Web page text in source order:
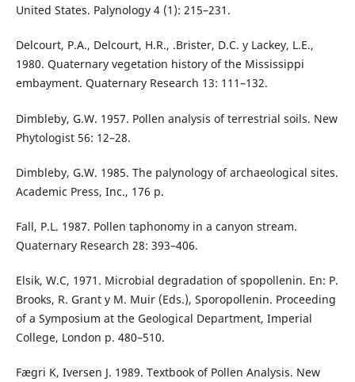
United States. Palynology 4 (1): 215–231.
Delcourt, P.A., Delcourt, H.R., .Brister, D.C. y Lackey, L.E.,
1980. Quaternary vegetation history of the Mississippi
embayment. Quaternary Research 13: 111–132.
Dimbleby, G.W. 1957. Pollen analysis of terrestrial soils. New
Phytologist 56: 12–28.
Dimbleby, G.W. 1985. The palynology of archaeological sites.
Academic Press, Inc., 176 p.
Fall, P.L. 1987. Pollen taphonomy in a canyon stream.
Quaternary Research 28: 393–406.
Elsik, W.C, 1971. Microbial degradation of spopollenin. En: P.
Brooks, R. Grant y M. Muir (Eds.), Sporopollenin. Proceeding
of a Symposium at the Geological Department, Imperial
College, London p. 480–510.
Fægri K, Iversen J. 1989. Textbook of Pollen Analysis. New